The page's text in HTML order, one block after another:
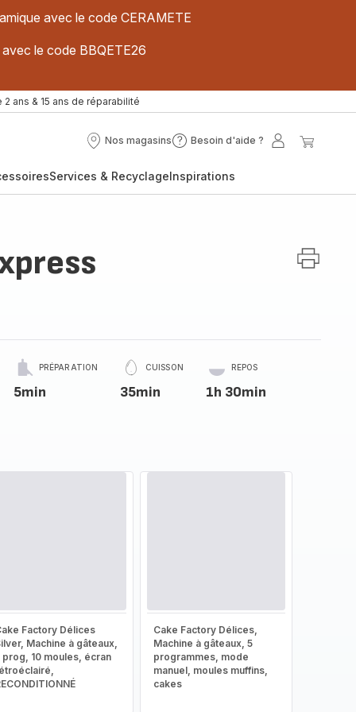
avec le code CERAMETE
le code BBQETE26
2 ans & 15 ans de réparabilité
Nos magasins
Nos
Besoin d'aide ?
Besoin
?
Mon
Services & RecyclageInspirations
PRÉPARATION
5min
CUISSON
35min
REPOS
1h 30min
Factory Délices
Machine à gâteaux,
prog, 10 moules, écran
Cake Factory Délices,
Machine à gâteaux, 5
programmes, mode
manuel, moules muffins,
cakes